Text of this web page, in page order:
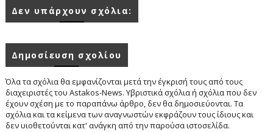
Δεν υπάρχουν σχόλια:
Δημοσίευση σχολίου
Όλα τα σχόλια θα εμφανίζονται μετά την έγκρισή τους από τους
διαχειριστές του Astakos-News. Υβριστικά σχόλια ή σχόλια που δεν
έχουν σχέση με το παραπάνω άρθρο, δεν θα δημοσιεύονται. Τα
σχόλια και τα κείμενα των αναγνωστών εκφράζουν τους ίδιους και
δεν υιοθετούνται κατ' ανάγκη από την παρούσα ιστοσελίδα.